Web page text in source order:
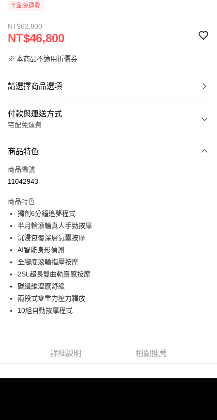
宅配免運費
NT$62,800
NT$46,800
※ 本商品不適用折價券
請選擇商品選項
付款與運送方式
宅配免運費
信用卡一次付款
信用卡分期付款
合作金庫商業銀行
華南商業銀行
上海商業儲蓄銀行
國泰世華商業銀行
臺灣中小企業銀行
匯豐（台灣）商業銀行
聯邦商業銀行
元大商業銀行
玉山商業銀行
台新國際商業銀行
台灣樂天信用卡公司
6 期 0 利率 每期
華南商業銀行
上海商業儲蓄銀行
國泰世華商業銀行
臺灣中小企業銀行
匯豐（台灣）商業銀行
聯邦商業銀行
元大商業銀行
玉山商業銀行
台新國際商業銀行
LINE Pay
Apple Pay
悠遊付
Google Pay
全盈+PAY
ATM付款
商品特色
商品編號
11042943
商品特色
獨創6分鐘追夢程式
半月輪滾輪真人手勁按摩
沉浸包覆深層氣囊按摩
AI智能身形偵測
全腳底滾輪指壓按摩
2SL超長雙曲軌臀感按摩
碳纖維溫感舒緩
兩段式零重力壓力釋放
10組自動按摩程式
詳細說明 相關推薦